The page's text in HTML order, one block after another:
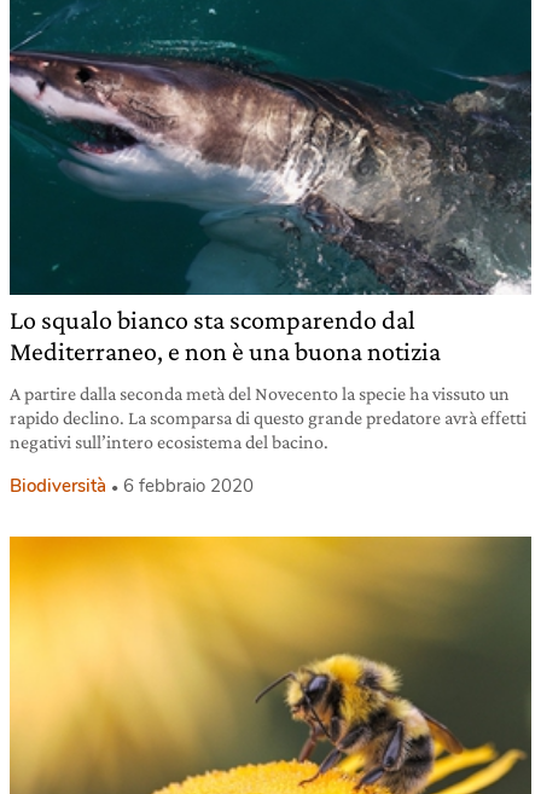
Lo squalo bianco sta scomparendo dal
Mediterraneo, e non è una buona notizia
A partire dalla seconda metà del Novecento la specie ha vissuto un
rapido declino. La scomparsa di questo grande predatore avrà effetti
negativi sull’intero ecosistema del bacino.
Biodiversità 6 febbraio 2020